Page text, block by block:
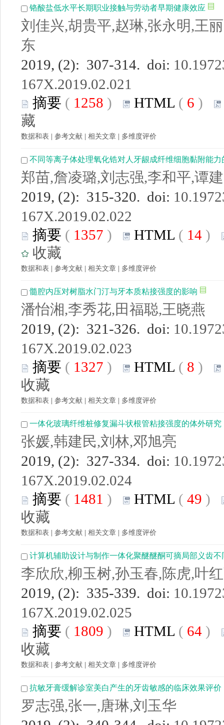
铬酸盐低水平长期职业接触与劳动者早期健康效应
刘佳兴,胡贵平,赵琳,张永明,王
东
2019, (2): 307-314. doi:
167X.2019.02.021
摘要 ( 1258 ) HTML ( 6 )
藏
数据和表 参考文献 相关文章 多维度评价
不同等离子体处理氧化锆对人牙龈成纤维细胞黏附能力
郑苗,詹凌璐,刘志强,李和平,谭
2019, (2): 315-320. doi:
167X.2019.02.022
摘要 ( 1357 ) HTML ( 14 )
收藏
数据和表 参考文献 相关文章 多维度评价
髓腔内压对树脂水门汀与牙本质粘接强度的影响
潘怡湘,李秀花,田福聪,王晓燕
2019, (2): 321-326. doi:
167X.2019.02.023
摘要 ( 1327 ) HTML ( 8 )
收藏
数据和表 参考文献 相关文章 多维度评价
一体化玻璃纤维桩修复漏斗状根管粘接强度的体外研究
张媛,韩建民,刘林,邓旭亮
2019, (2): 327-334. doi:
167X.2019.02.024
摘要 ( 1481 ) HTML ( 49 )
收藏
数据和表 参考文献 相关文章 多维度评价
计算机辅助设计与制作一体化聚醚醚酮可摘局部义齿
李欣欣,柳玉树,孙玉春,陈虎,叶
2019, (2): 335-339. doi:
167X.2019.02.025
摘要 ( 1809 ) HTML ( 64 )
收藏
数据和表 参考文献 相关文章 多维度评价
抗敏牙膏缓解诊室美白产生的牙齿敏感的临床效果评价
罗志强,张一,唐琳,刘玉华